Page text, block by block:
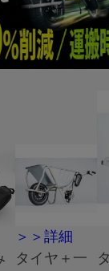
＞＞詳細
タイヤ＋一